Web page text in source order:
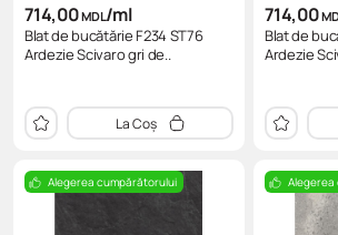
714,00MDL/ml
Blat de bucătărie F234 ST76
Ardezie Scivaro gri de..
La Coș
714,00
Blat de
Ardezie
Alegerea cumpărătorului